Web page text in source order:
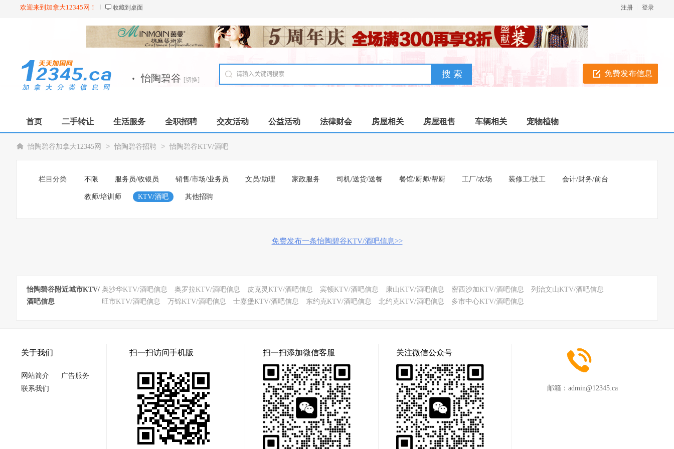
欢迎来到加拿大12345网！ 收藏到桌面 登录
注册
免费发布信息
· 怡陶碧谷 [切换]
首页 二手转让 生活服务 全职招聘 交友活动 公益活动 法律财会 房屋相关 房屋租售 车辆相关 宠物植物
怡陶碧谷加拿大12345网 > 怡陶碧谷招聘 > 怡陶碧谷KTV/酒吧
栏目分类 不限 服务员/收银员 销售/市场/业务员 文员/助理 家政服务 司机/送货/送餐 餐馆/厨师/帮厨 工厂/农场 装修工/技工 会计/财务/前台
教师/培训师 KTV/酒吧 其他招聘
免费发布一条怡陶碧谷KTV/酒吧信息>>
怡陶碧谷附近城市KTV/
酒吧信息
奥沙华KTV/酒吧信息 奥罗拉KTV/酒吧信息 皮克灵KTV/酒吧信息 宾顿KTV/酒吧信息 康山KTV/酒吧信息 密西沙加KTV/酒吧信息
列治文山KTV/酒吧信息
旺市KTV/酒吧信息
万锦KTV/酒吧信息 士嘉堡KTV/酒吧信息 东约克KTV/酒吧信息 北约克KTV/酒吧信息 多市中心KTV/酒吧信息
关于我们
网站简介
广告服务
联系我们
扫一扫访问手机版 扫一扫添加微信客服 关注微信公众号
邮箱： admin@12345.ca